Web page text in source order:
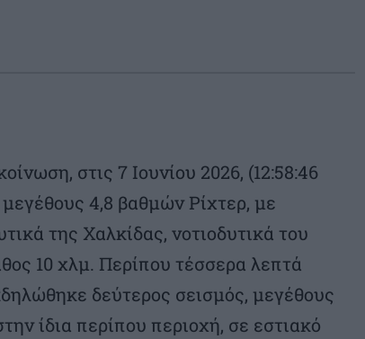
στις 7 Ιουνίου 2026, (12:58:46
4,8 βαθμών Ρίχτερ, με
της Χαλκίδας, νοτιοδυτικά του
10 χλμ. Περίπου τέσσερα λεπτά
δεύτερος σεισμός, μεγέθους
ίδια περίπου περιοχή, σε εστιακό